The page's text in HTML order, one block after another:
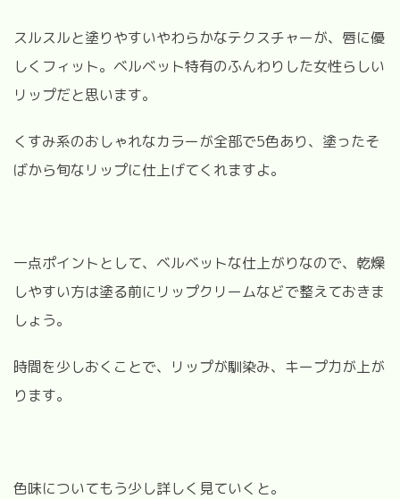
スルスルと塗りやすいやわらかなテクスチャーが、唇に優
しくフィット。ベルベット特有のふんわりした女性らしい
リップだと思います。
くすみ系のおしゃれなカラーが全部で5色あり、塗ったそ
ばから旬なリップに仕上げてくれますよ。
一点ポイントとして、ベルベットな仕上がりなので、乾燥
しやすい方は塗る前にリップクリームなどで整えておきま
しょう。
時間を少しおくことで、リップが馴染み、キープ力が上が
ります。
色味についてもう少し詳しく見ていくと。